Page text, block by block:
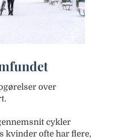
over
cykler
kvinder ofte har flere,